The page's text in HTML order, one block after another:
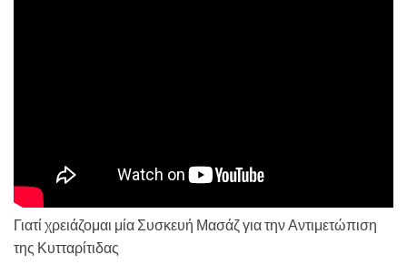
Γιατί χρειάζομαι μία Συσκευή Μασάζ για την Αντιμετώπιση
της Κυτταρίτιδας